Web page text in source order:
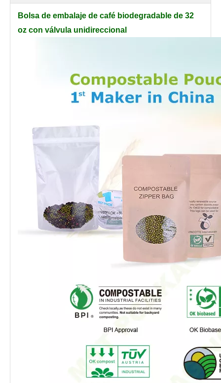
Bolsa de embalaje de café biodegradable de 32
oz con válvula unidireccional